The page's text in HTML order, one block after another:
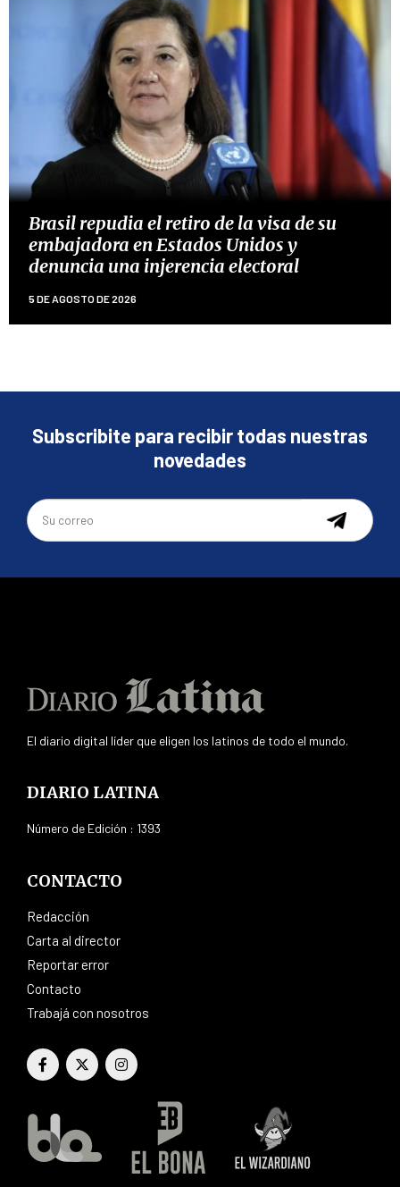
Brasil repudia el retiro de la visa de su
embajadora en Estados Unidos y
denuncia una injerencia electoral
5 DE AGOSTO DE 2026
Subscribite para recibir todas nuestras
novedades
El diario digital líder que eligen los latinos de todo el mundo.
DIARIO LATINA
Número de Edición : 1393
CONTACTO
Redacción
Carta al director
Reportar error
Contacto
Trabajá con nosotros